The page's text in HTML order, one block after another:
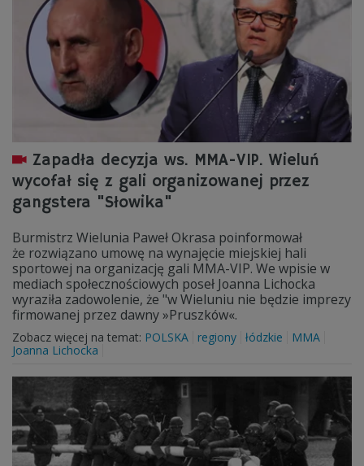
Zapadła decyzja ws. MMA-VIP. Wieluń
wycofał się z gali organizowanej przez
gangstera "Słowika"
Burmistrz Wielunia Paweł Okrasa poinformował
że rozwiązano umowę na wynajęcie miejskiej hali
sportowej na organizację gali MMA-VIP. We wpisie w
mediach społecznościowych poseł Joanna Lichocka
wyraziła zadowolenie, że "w Wieluniu nie będzie imprezy
firmowanej przez dawny »Pruszków«.
Zobacz więcej na temat: POLSKA regiony łódzkie
MMA
Joanna Lichocka